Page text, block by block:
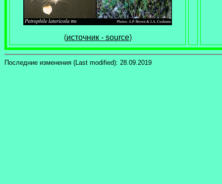
(источник - source)
Последние изменения (Last modified): 28.09.2019